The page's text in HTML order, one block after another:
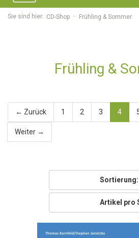
navigation
Sie sind hier: CD-Shop Frühling & Sommer
Frühling &
← Zurück 1 2 3 4
Weiter →
Sortierung:
Artikel pro